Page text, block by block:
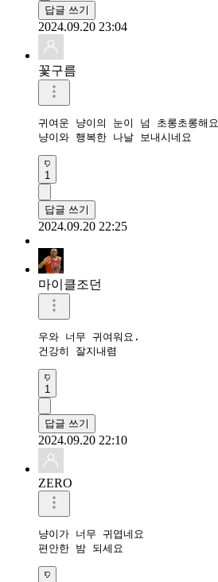
답글 쓰기
2024.09.20 23:04
꽃구름
귀여운 냥이의 눈이 넘 초롱초롱해요
냥이와 행복한 나날 보내시네요
1
답글 쓰기
2024.09.20 22:25
마이클조던
우와 너무 귀여워요.
건강히 잘지내렴
1
답글 쓰기
2024.09.20 22:10
ZERO
냥이가 너무 귀엽네요
편안한 밤 되세요